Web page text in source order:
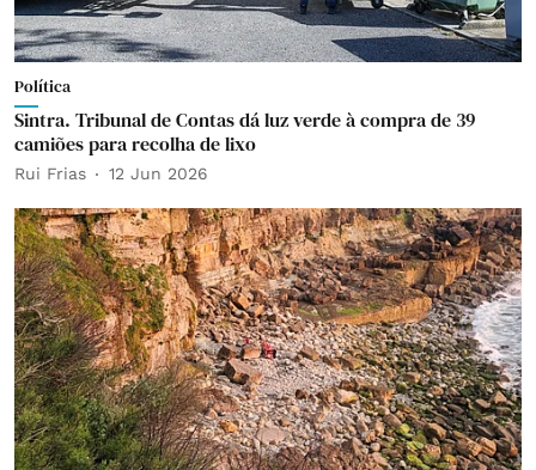
Política
Sintra. Tribunal de Contas dá luz verde à compra de 39
camiões para recolha de lixo
Rui Frias 12 Jun 2026